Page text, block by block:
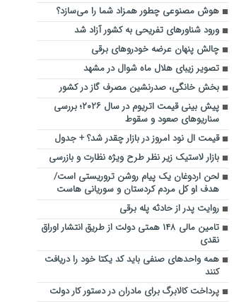
هوش مصنوعی چطور همزاد شما را می‌سازد؟
ورود شناورهای تفریحی به کشور آزاد شد
چالش پنهان عرضه خودروهای برقی
تصویر زیبای هلال ماه شوال در مشهد
بخش خانگی، صدرنشین مصرف گاز در کشور
پیش بینی قیمت اتریوم در سال ۲۰۲۶؛ بررسی
سناریوهای صعود و سقوط
قیمت ال نود امروز در بازار چقدر شد؟ + جدول
بازار لاستیک‌ زیر نظر طرح ویژه نظارت و بازرسی
لحن اردوغان یک پیام روشن تروریستی است/
هدف او کل مردم کردستان و سوریانی هاست
روایت پدر از حادثه پله برقی
تامین مالی ۱۴۸ همتی دولت از طریق انتشار اوراق
نقدی
همه واحدهای صنفی باید کد یکتا خود را دریافت
کنند
پرداخت کالابرگ برای مادران در دستور کار دولت